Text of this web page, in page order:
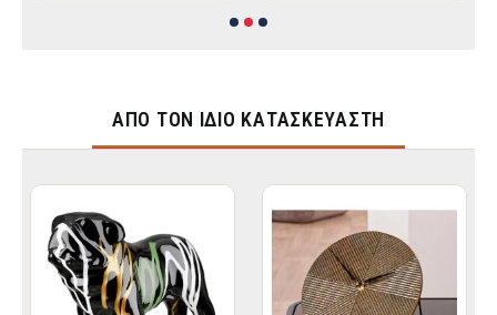
ΑΠΌ ΤΟΝ ΊΔΙΟ ΚΑΤΑΣΚΕΥΑΣΤΉ